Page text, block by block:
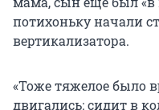
потихоньку начали
вертикализатора.
«Тоже тяжелое было
двигались: сидит в